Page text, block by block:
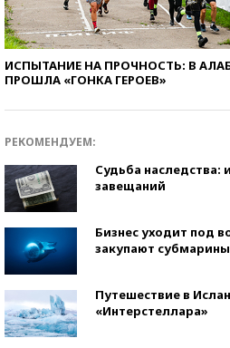
ИСПЫТАНИЕ НА ПРОЧНОСТЬ: В
ПРОШЛА «ГОНКА ГЕРОЕВ»
РЕКОМЕНДУЕМ:
Судьба наследства:
завещаний
Бизнес уходит под
закупают субмарины
Путешествие в
«Интерстеллара»